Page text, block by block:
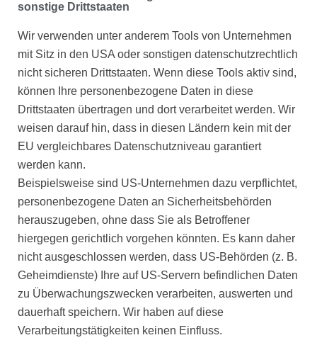
sonstige Drittstaaten
Wir verwenden unter anderem Tools von Unternehmen
mit Sitz in den USA oder sonstigen datenschutzrechtlich
nicht sicheren Drittstaaten. Wenn diese Tools aktiv sind,
können Ihre personenbezogene Daten in diese
Drittstaaten übertragen und dort verarbeitet werden. Wir
weisen darauf hin, dass in diesen Ländern kein mit der
EU vergleichbares Datenschutzniveau garantiert
werden kann.
Beispielsweise sind US-Unternehmen dazu verpflichtet,
personenbezogene Daten an Sicherheitsbehörden
herauszugeben, ohne dass Sie als Betroffener
hiergegen gerichtlich vorgehen könnten. Es kann daher
nicht ausgeschlossen werden, dass US-Behörden (z. B.
Geheimdienste) Ihre auf US-Servern befindlichen Daten
zu Überwachungszwecken verarbeiten, auswerten und
dauerhaft speichern. Wir haben auf diese
Verarbeitungstätigkeiten keinen Einfluss.